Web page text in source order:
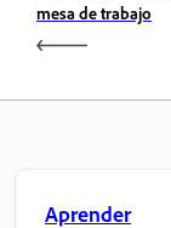
mesa de trabajo
Aprender